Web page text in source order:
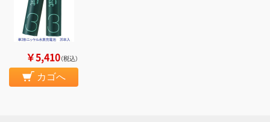
￥5,410（税込）
カゴへ